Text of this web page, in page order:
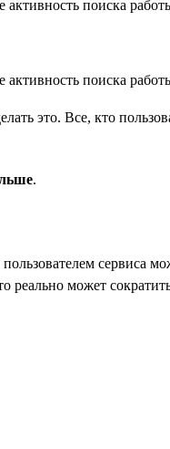
это. Все, кто
.
сервиса
может